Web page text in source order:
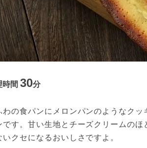
時間 30分
わの食パンにメロンパンのようなク
です。甘い生地とチーズクリームの
いクセになるおいしさですよ。